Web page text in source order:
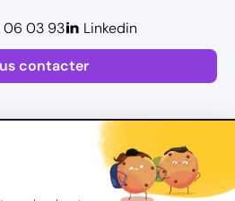
contacter
06 03 93 Linkedin